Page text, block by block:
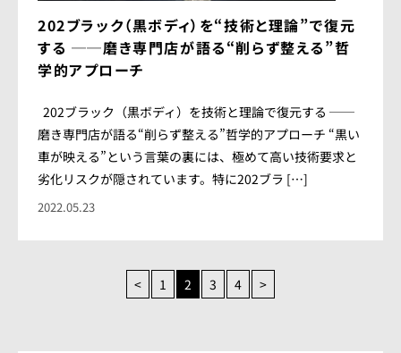
202ブラック（黒ボディ）を“技術と理論”で復元
する ──磨き専門店が語る“削らず整える”哲
学的アプローチ
202ブラック（黒ボディ）を技術と理論で復元する ──
磨き専門店が語る“削らず整える”哲学的アプローチ “黒い
車が映える”という言葉の裏には、極めて高い技術要求と
劣化リスクが隠されています。特に202ブラ […]
2022.05.23
< 1 2 3 4 >